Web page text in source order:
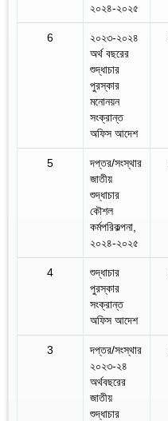
২০২৪-২০২৫
6
২০২৩-২০২৪
অর্থ বছরের
শুদ্ধাচার
পুরস্কার
মনোনয়ন
সংক্রান্ত
অফিস আদেশ
5
দপ্তর/সংস্থার
জাতীয়
শুদ্ধাচার
কৌশল
কর্মপরিকল্পনা,
২০২৪-২০২৫
4
শুদ্ধাচার
পুরস্কার
সংক্রান্ত
অফিস আদেশ
3
দপ্তর/সংস্থার
২০২৩-২৪
অর্থবছরের
জাতীয়
শুদ্ধাচার